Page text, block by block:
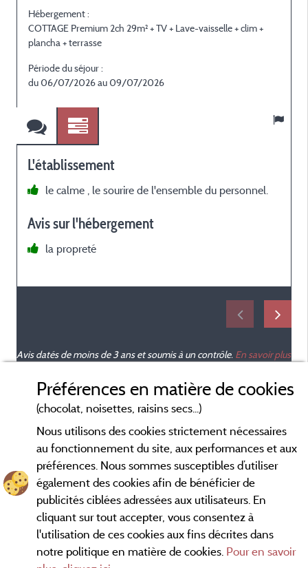
Hébergement :
COTTAGE Premium 2ch 29m² + TV + Lave-vaisselle + clim +
plancha + terrasse
Période du séjour :
du 06/07/2026 au 09/07/2026
L'établissement
le calme , le sourire de l'ensemble du personnel.
Avis sur l'hébergement
la propreté
Avis datés de moins de 3 ans et soumis à un contrôle. En savoir plus
Conditions générales d'utilisation
Préférences en matière de cookies
(chocolat, noisettes, raisins secs...)
Nous utilisons des cookies strictement nécessaires
au fonctionnement du site, aux performances et aux
préférences. Nous sommes susceptibles d’utiliser
également des cookies afin de bénéficier de
publicités ciblées adressées aux utilisateurs. En
cliquant sur tout accepter, vous consentez à
l'utilisation de ces cookies aux fins décrites dans
notre politique en matière de cookies. Pour en savoir